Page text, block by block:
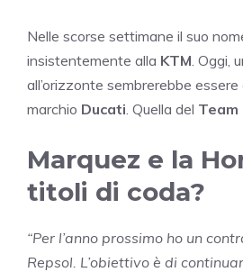
Nelle scorse settimane il suo
insistentemente alla KTM . Oggi,
all’orizzonte sembrerebbe
marchio Ducati . Quella del Team
Marquez e la
titoli di coda?
“Per l’anno prossimo ho un
Repsol. L’obiettivo è di